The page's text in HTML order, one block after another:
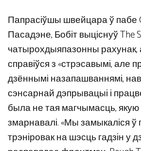
Папрасіўшы швейцара ў пабе
Пасадэне, Бобіт выціснуў The
чатырохдыяпазонны
справіўся з «стрэсавымі, але
дзённымі назапашваннямі,
сэнсарнай дэпрывацыі і
была не тая магчымасць,
змарнавалі. «Мы замыкаліся ў
трэніровак на шэсць гадзін у